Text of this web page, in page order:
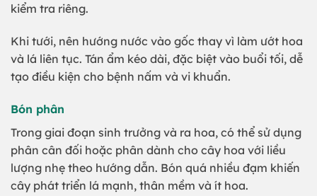
kiểm tra riêng.
Khi tưới, nên hướng nước vào gốc thay vì làm ướt hoa
và lá liên tục. Tán ẩm kéo dài, đặc biệt vào buổi tối, dễ
tạo điều kiện cho bệnh nấm và vi khuẩn.
Bón phân
Trong giai đoạn sinh trưởng và ra hoa, có thể sử dụng
phân cân đối hoặc phân dành cho cây hoa với liều
lượng nhẹ theo hướng dẫn. Bón quá nhiều đạm khiến
cây phát triển lá mạnh, thân mềm và ít hoa.